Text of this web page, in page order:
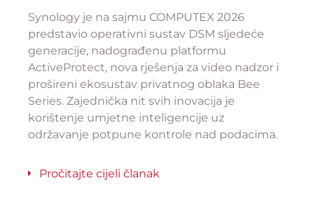
Synology je na sajmu COMPUTEX 2026
predstavio operativni sustav DSM sljedeće
generacije, nadograđenu platformu
ActiveProtect, nova rješenja za video nadzor i
prošireni ekosustav privatnog oblaka Bee
Series. Zajednička nit svih inovacija je
korištenje umjetne inteligencije uz
održavanje potpune kontrole nad podacima.
Pročitajte cijeli članak